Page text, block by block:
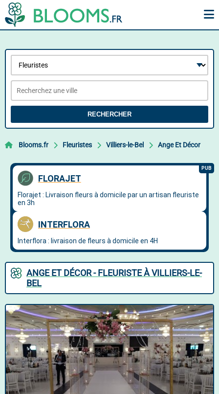
RECHERCHER
Blooms.fr Fleuristes Villiers-le-Bel Ange Et Décor
ANGE ET DÉCOR - FLEURISTE À VILLIERS-LE-
BEL